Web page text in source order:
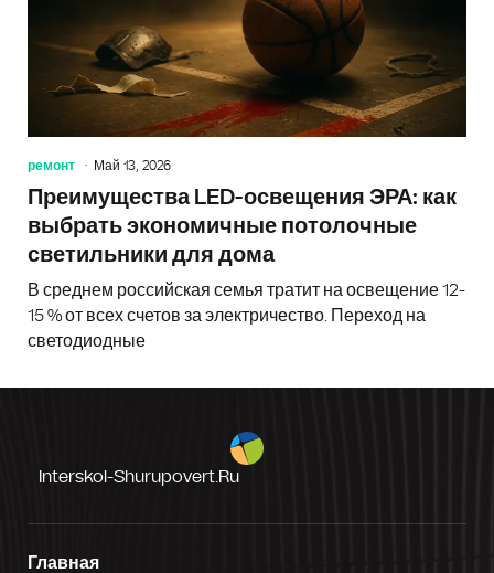
ремонт Май 13, 2026
Преимущества LED-освещения ЭРА: как
выбрать экономичные потолочные
светильники для дома
В среднем российская семья тратит на освещение 12-
15 % от всех счетов за электричество. Переход на
светодиодные
Interskol-Shurupovert.ru
Главная